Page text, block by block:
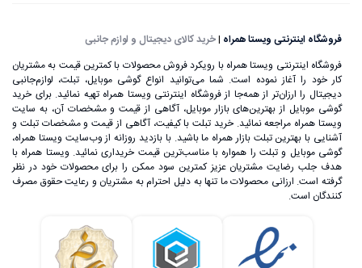
فروشگاه اینترنتی ویستا همراه |خرید کالای دیجیتال و لوازم جانبی
فروشگاه اینترنتی ویستا همراه با رویکرد فروش محصولات با کمترین قیمت به مشتریان
کار خود را آغاز نموده است. شما می‌توانید انواع گوشی موبایل، تبلت، لوازم‌جانبی
دیجیتال را ارزان‌تر از همه‌جا از فروشگاه اینترنتی ویستا همراه تهیه نمائید. برای خرید
گوشی موبایل از بهترین‌های بازار موبایل، آگاهی از قیمت و مشخصات آن، به ‌سایت
ویستا همراه مراجعه نمائید. خرید تبلت با کیفیت، آگاهی از قیمت و مشخصات تبلت و
آشنایی با بهترین تبلت بازار همراه ما باشید. با بازدید روزانه از وب‌سایت ویستا همراه،
گوشی موبایل و تبلت را همواره با مناسب‌ترین قیمت خریداری نمائید. ویستا همراه با
هدف جلب رضایت مشتریان عزیز کمترین سود ممکن را برای محصولات خود در نظر
گرفته است. ارزانی محصولات ما تنها به دلیل احترام به مشتریان و رعایت حقوق مصرف
کنندگان است.